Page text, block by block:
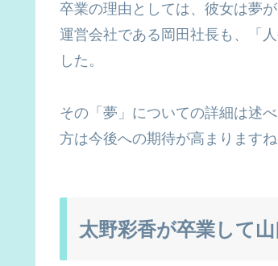
卒業の理由としては、彼女は夢
運営会社である岡田社長も、「
した。
その「夢」についての詳細は述
方は今後への期待が高まりますね
太野彩香が卒業して